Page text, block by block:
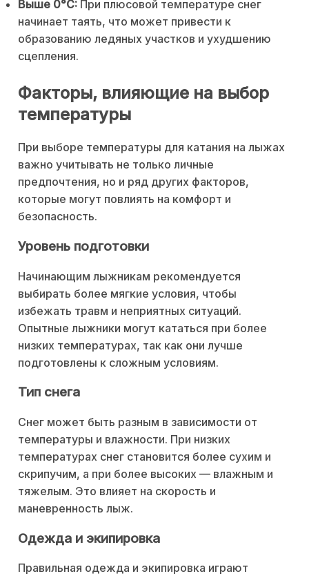
Выше 0°C: При плюсовой температуре снег
начинает таять, что может привести к
образованию ледяных участков и ухудшению
сцепления.
Факторы, влияющие на выбор
температуры
При выборе температуры для катания на лыжах
важно учитывать не только личные
предпочтения, но и ряд других факторов,
которые могут повлиять на комфорт и
безопасность.
Уровень подготовки
Начинающим лыжникам рекомендуется
выбирать более мягкие условия, чтобы
избежать травм и неприятных ситуаций.
Опытные лыжники могут кататься при более
низких температурах, так как они лучше
подготовлены к сложным условиям.
Тип снега
Снег может быть разным в зависимости от
температуры и влажности. При низких
температурах снег становится более сухим и
скрипучим, а при более высоких — влажным и
тяжелым. Это влияет на скорость и
маневренность лыж.
Одежда и экипировка
Правильная одежда и экипировка играют